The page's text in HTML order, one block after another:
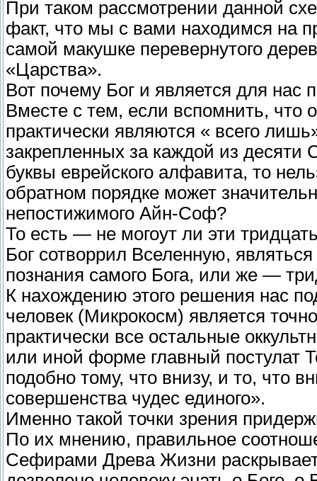
При таком рассмотрении данной
факт, что мы с вами находимся на
самой макушке перевернутого
«Царства».
Вот почему Бог и является для нас
Вместе с тем, если вспомнить, что
практически являются « всего
закрепленных за каждой из
буквы еврейского алфавита, то
обратном порядке может
непостижимого Айн-Соф?
То есть — не могоут ли эти
Бог сотворрил Вселенную,
познания самого Бога, или же —
К нахождению этого решения нас
человек (Микрокосм) является
практически все остальные
или иной форме главный постулат
подобно тому, что внизу, и то, что
совершенства чудес единого».
Именно такой точки зрения
По их мнению, правильное
Сефирами Древа Жизни